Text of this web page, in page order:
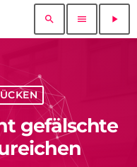
search menu play_arrow
gefälschte